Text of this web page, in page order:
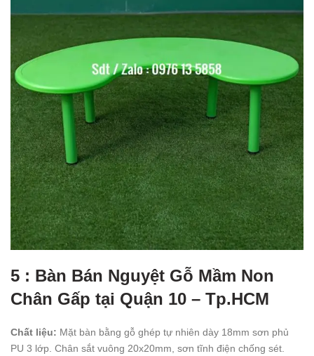
5 : Bàn Bán Nguyệt Gỗ Mầm Non
Chân Gấp tại Quận 10 – Tp.HCM
Chất liệu: Mặt bàn bằng gỗ ghép tự nhiên dày 18mm sơn phủ
PU 3 lớp. Chân sắt vuông 20x20mm, sơn tĩnh điện chống sét.